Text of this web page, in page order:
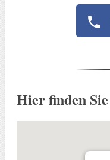
Hier finden